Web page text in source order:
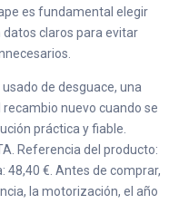
es fundamental elegir
claros para evitar
de desguace, una
nuevo cuando se
práctica y fiable.
Referencia del producto:
48,40 €. Antes de comprar,
la motorización, el año